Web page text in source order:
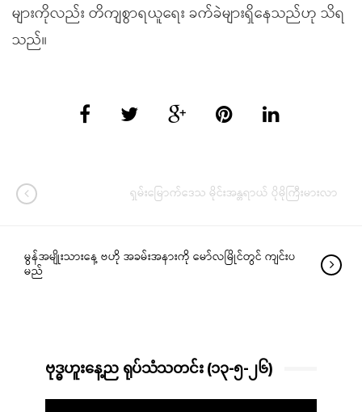
များကိုလည်း တိကျစွာရယူရေး ခက်ခဲများရှိနေသည်ဟု သိရ
သည်။
ရှမ်းမြောက်ဒေသ မိုင်းအန္တရာယ် ပိုမိုကြီးမားလာ
မွန်အမျိုးသားနေ့ ဗဟို အခမ်းအနားကို မော်လမြိုင်တွင် ကျင်းပ
မည်
ဗုဒ္ဓဟူးနေ့ည ရုပ်သံသတင်း (၁၃-၅-၂၆)